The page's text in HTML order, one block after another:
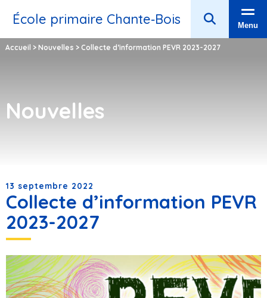
École primaire Chante‑Bois Menu
Accueil > Nouvelles > Collecte d’information PEVR 2023-2027
Nouvelles
13 septembre 2022
Collecte d’information PEVR
2023-2027